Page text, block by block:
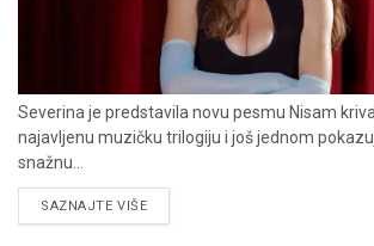
Severina je predstavila novu pesmu Nisam
najavljenu muzičku trilogiju i još jednom
snažnu...
SAZNAJTE VIŠEDETAILS